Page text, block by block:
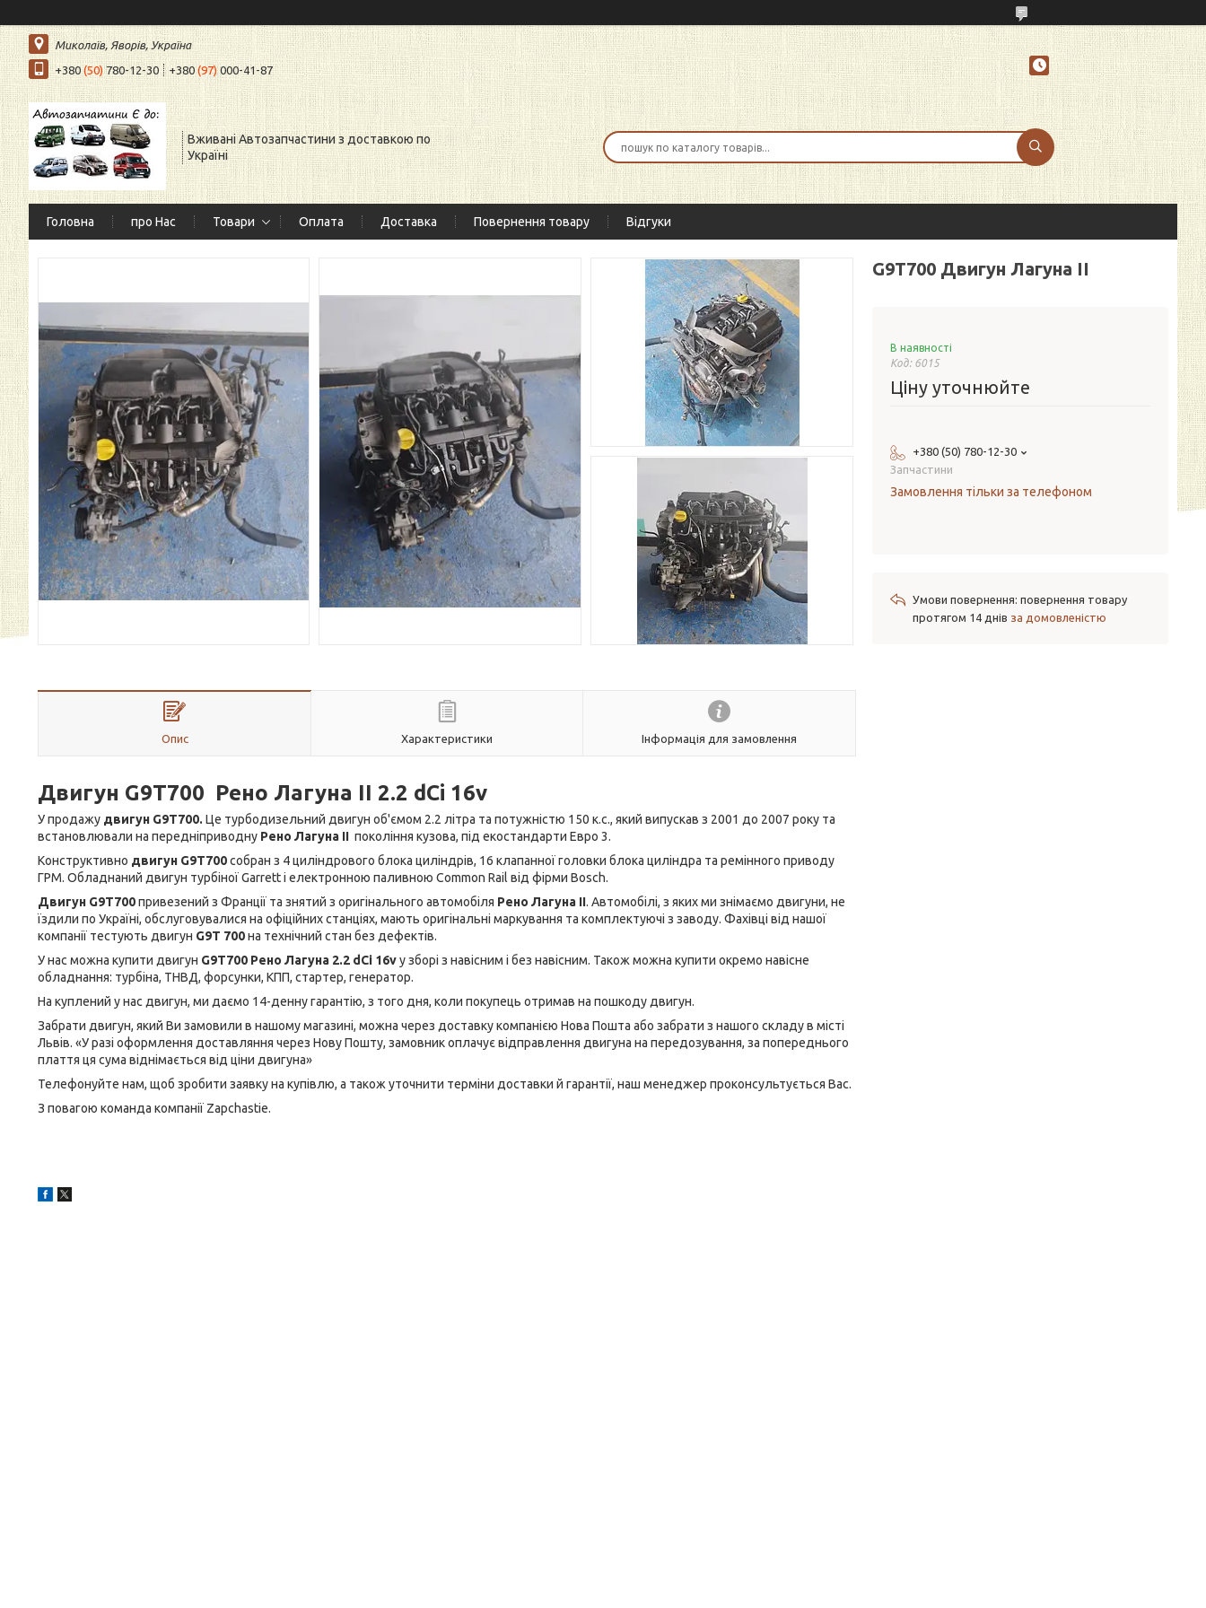
Миколаїв, Яворів, Україна
+380 (50)780-12-30 +380(97)000-41-87
Вживані Автозапчастини з доставкою по
Україні
Головна про Нас Товари Оплата Доставка Повернення товару Відгуки
Опис Характеристики Інформація для замовлення
Двигун G9T700 Рено Лагуна II 2.2 dCi 16v
У продажу двигун G9T700. Це турбодизельний двигун об'ємом 2.2 літра та потужністю 150 к.с., який випускав з 2001 до 2007 року та
встановлювали на передніприводну Рено Лагуна II покоління кузова, під екостандарти Евро 3.
Конструктивно двигун G9T700собран з 4 циліндрового блока циліндрів, 16 клапанної головки блока циліндра та ремінного приводу
ГРМ. Обладнаний двигун турбіної Garrett і електронною паливною Common Rail від фірми Bosch.
Двигун G9T700привезений з Франції та знятий з оригінального автомобіля Рено Лагуна II. Автомобілі, з яких ми знімаємо двигуни, не
їздили по Україні, обслуговувалися на офіційних станціях, мають оригінальні маркування та комплектуючі з заводу. Фахівці від нашої
компанії тестують двигун G9T 700на технічний стан без дефектів.
У нас можна купити двигун G9T700 Рено Лагуна 2.2 dCi 16vу зборі з навісним і без навісним. Також можна купити окремо навісне
обладнання: турбіна, ТНВД, форсунки, КПП, стартер, генератор.
На куплений у нас двигун, ми даємо 14-денну гарантію, з того дня, коли покупець отримав на пошкоду двигун.
Забрати двигун, який Ви замовили в нашому магазині, можна через доставку компанією Нова Пошта або забрати з нашого складу в місті
Львів. «У разі оформлення доставляння через Нову Пошту, замовник оплачує відправлення двигуна на передозування, за попереднього
плаття ця сума віднімається від ціни двигуна»
Телефонуйте нам, щоб зробити заявку на купівлю, а також уточнити терміни доставки й гарантії, наш менеджер проконсультується Вас.
З повагою команда компанії Zapchastie.
G9T700 Двигун Лагуна II
В наявності
Код: 6015
Ціну уточнюйте
+380 (50) 780-12-30
Запчастини
Замовлення тільки за телефоном
повернення товару
протягом 14 днів за домовленістю